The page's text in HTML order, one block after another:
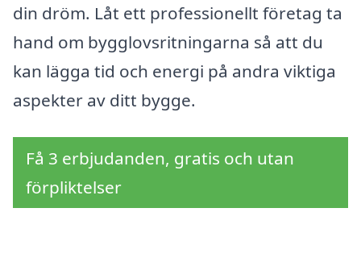
din dröm. Låt ett professionellt företag ta
hand om bygglovsritningarna så att du
kan lägga tid och energi på andra viktiga
aspekter av ditt bygge.
Få 3 erbjudanden, gratis och utan
förpliktelser